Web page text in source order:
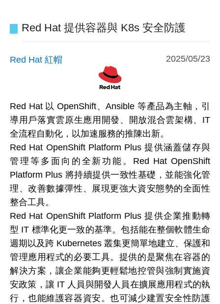
Red Hat 提供容器與 K8s 安全防護
Red Hat 紅帽 2025/05/23
Red Hat 以 OpenShift、Ansible 等產品為主軸，引
導用戶落實雲原生應用開發、開放混合雲架構、IT
全流程自動化，以加速服務的推陳出新。
Red Hat OpenShift Platform Plus 提供涵蓋儲存與
管理等多面向的全新功能。Red Hat OpenShift
Platform Plus 將持續提供一致性基礎，並能強化管
理、改善數據彈性、展現更強大資安態勢的全面性
整合工具。
Red Hat OpenShift Platform Plus 提供企業推動轉
型 IT 標準化更一致的基準。包括能在整個軟體生命
週期以及跨 Kubernetes 叢集更簡單地建立、保護和
管理應用程式的必要工具。提供的是聚焦在容器的
解決方案，讓企業能夠更輕鬆地控管與強制實施資
安政策，讓 IT 人員與開發人員在擴展應用程式的執
行，也能維護容器資安。也可減少建置安全性防護